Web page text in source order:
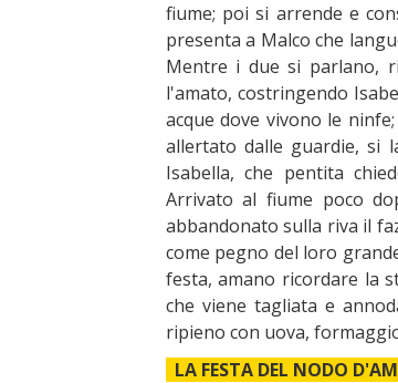
fiume; poi si arrende e
presenta a Malco che
Mentre i due si parlano,
l'amato, costringendo
acque dove vivono le
allertato dalle guardie, si
Isabella, che pentita
Arrivato al fiume poco
abbandonato sulla riva il
come pegno del loro
festa, amano ricordare la
che viene tagliata e
ripieno con uova,
LA FESTA DEL NODO